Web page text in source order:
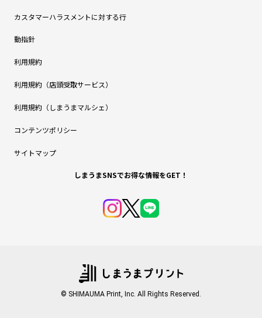
カスタマーハラスメントに対する行
動指針
利用規約
利用規約（店頭受取サービス）
利用規約（しまうまマルシェ）
コンテンツポリシー
サイトマップ
しまうまSNSでお得な情報をGET！
© SHIMAUMA Print, Inc. All Rights Reserved.